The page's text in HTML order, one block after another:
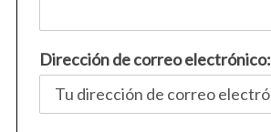
Dirección de correo electrónico: